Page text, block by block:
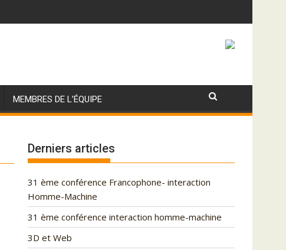
MEMBRES DE L’ÉQUIPE
Derniers articles
31 ème conférence Francophone- interaction
Homme-Machine
31 ème conférence interaction homme-machine
3D et Web